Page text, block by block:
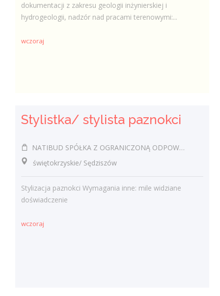
dokumentacji z zakresu geologii inżynierskiej i
hydrogeologii, nadzór nad pracami terenowymi:...
wczoraj
Stylistka/ stylista paznokci
NATIBUD SPÓŁKA Z OGRANICZONĄ ODPOWIEDZIALNOŚCIĄ
świętokrzyskie/ Sędziszów
Stylizacja paznokci Wymagania inne: mile widziane
doświadczenie
wczoraj